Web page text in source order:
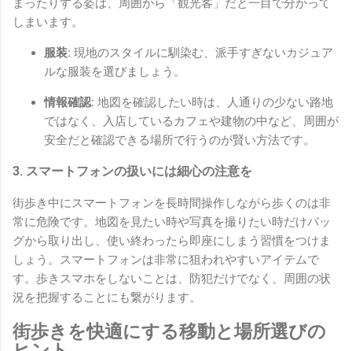
まったりする姿は、周囲から「観光客」だと一目で分かって
しまいます。
服装: 現地のスタイルに馴染む、派手すぎないカジュア
ルな服装を選びましょう。
情報確認: 地図を確認したい時は、人通りの少ない路地
ではなく、入店しているカフェや建物の中など、周囲が
安全だと確認できる場所で行うのが賢い方法です。
3. スマートフォンの扱いには細心の注意を
街歩き中にスマートフォンを長時間操作しながら歩くのは非
常に危険です。地図を見たい時や写真を撮りたい時だけバッ
グから取り出し、使い終わったら即座にしまう習慣をつけま
しょう。スマートフォンは非常に狙われやすいアイテムで
す。歩きスマホをしないことは、防犯だけでなく、周囲の状
況を把握することにも繋がります。
街歩きを快適にする移動と場所選びの